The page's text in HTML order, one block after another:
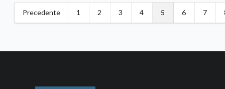
Precedente 1 2 3 4 5 6 7